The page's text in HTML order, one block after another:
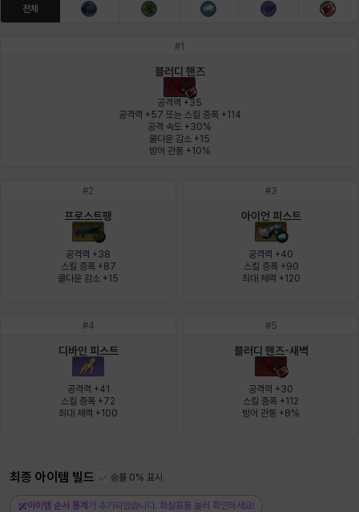
아야 아이솔 아이작 알렉스 알론소 얀
에키온
유스티나 유키
이안 재키
카밀로 캐시
크레이버 타지아
펠릭스 피올로
헤이즈 헨리 현우
전체
#1
블러디 핸즈
공격력 +35
공격력 +57 또는 스킬 증폭 +114
공격 속도 +30%
쿨다운 감소 +15
방어 관통 +10%
#2
프로스트팽
공격력 +38
스킬 증폭 +87
쿨다운 감소 +15
#3
아이언 피스트
공격력 +40
스킬 증폭 +90
최대 체력 +120
#4
디바인 피스트
공격력 +41
스킬 증폭 +72
최대 체력 +100
#5
블러디 핸즈-새벽
공격력 +30
스킬 증폭 +112
방어 관통 +8%
최종 아이템 빌드 승률 0% 표시
아이템 순서 통계 가 추가되었습니다. 화살표를 눌러 확인하세요!